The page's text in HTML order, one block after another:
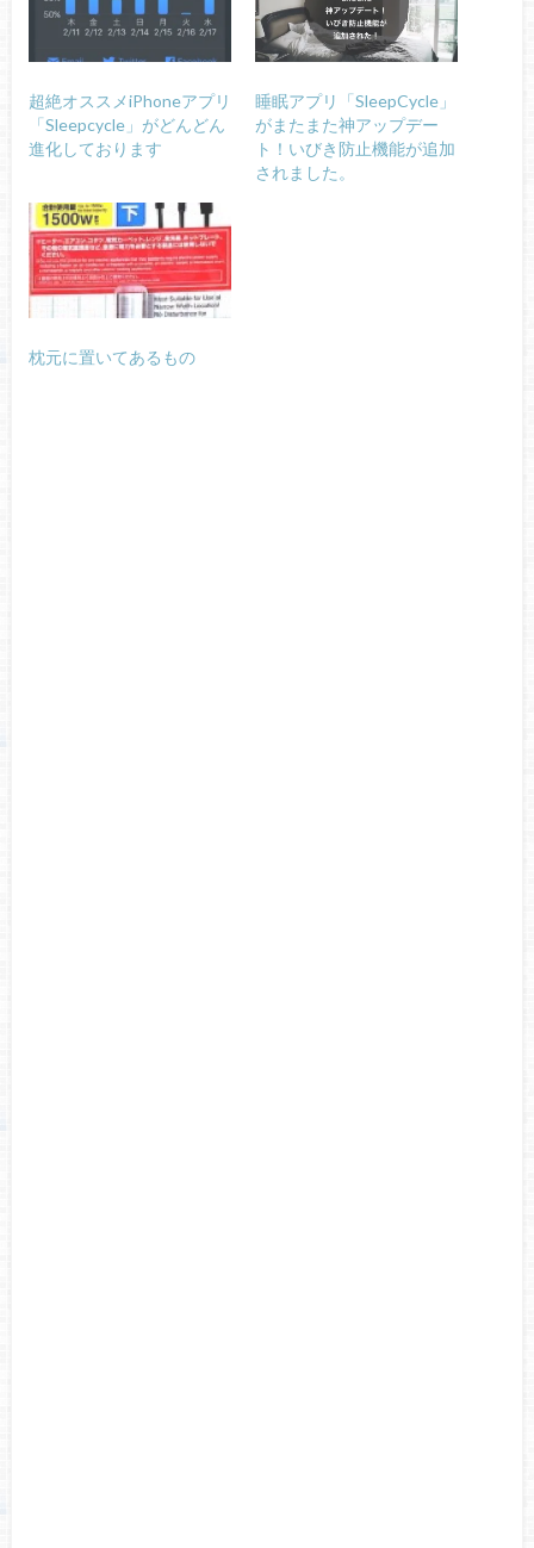
超絶オススメiPhoneアプリ
「Sleepcycle」がどんどん
進化しております
睡眠アプリ「SleepCycle」
がまたまた神アップデー
ト！いびき防止機能が追加
されました。
枕元に置いてあるもの